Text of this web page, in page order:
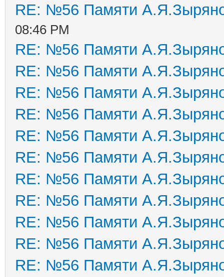
RE: №56 Памяти
08:46 PM
RE: №56 Памяти
RE: №56 Памяти
RE: №56 Памяти
RE: №56 Памяти
RE: №56 Памяти
RE: №56 Памяти
RE: №56 Памяти
RE: №56 Памяти
RE: №56 Памяти
RE: №56 Памяти
RE: №56 Памяти